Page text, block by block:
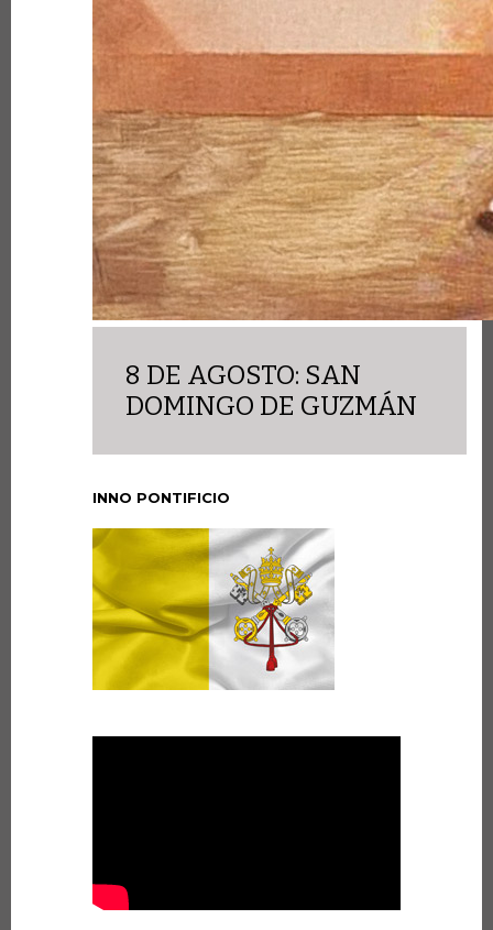
8 DE AGOSTO: SAN
DOMINGO DE GUZMÁN
INNO PONTIFICIO